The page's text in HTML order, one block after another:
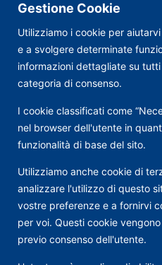
Gestione Cookie
Utilizziamo i cookie per
e a svolgere determinate
informazioni dettagliate su
categoria di consenso.
I cookie classificati come
nel browser dell'utente in
funzionalità di base del sito.
Utilizziamo anche cookie di
analizzare l'utilizzo di questo
vostre preferenze e a fornirvi
per voi. Questi cookie
previo consenso dell'utente.
Via
angolo Piazza